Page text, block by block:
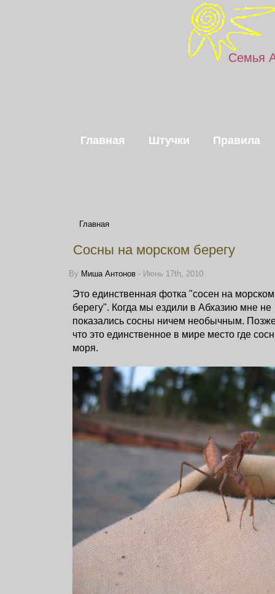
Семья
Главная Штучки Правила
Главная
Сосны на морском берегу
By Миша Антонов - Июнь 17th, 2010
Это единственная фотка "сосен на морском
берегу". Когда мы ездили в Абхазию мне не
показались сосны ничем необычным.
что это единственное в мире место где
моря.